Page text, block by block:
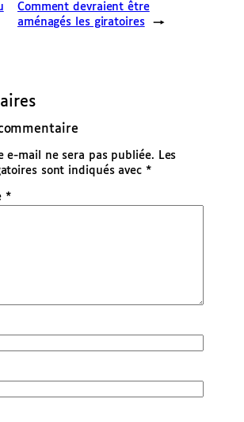
Comment devraient être
aménagés les giratoires
→
e-mail ne sera pas publiée.
Les
sont indiqués avec *
*